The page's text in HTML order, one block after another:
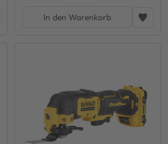
In den Warenkorb